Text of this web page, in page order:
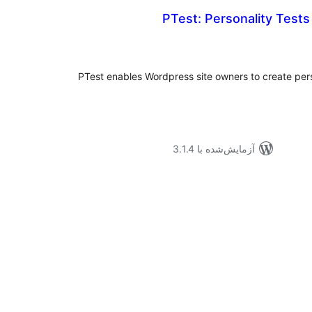
PTest: Personality
PTest enables Wordpress site owners to create
آزمایش‌شده با 3.1.4